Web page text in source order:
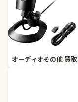
オーディオその他 買取